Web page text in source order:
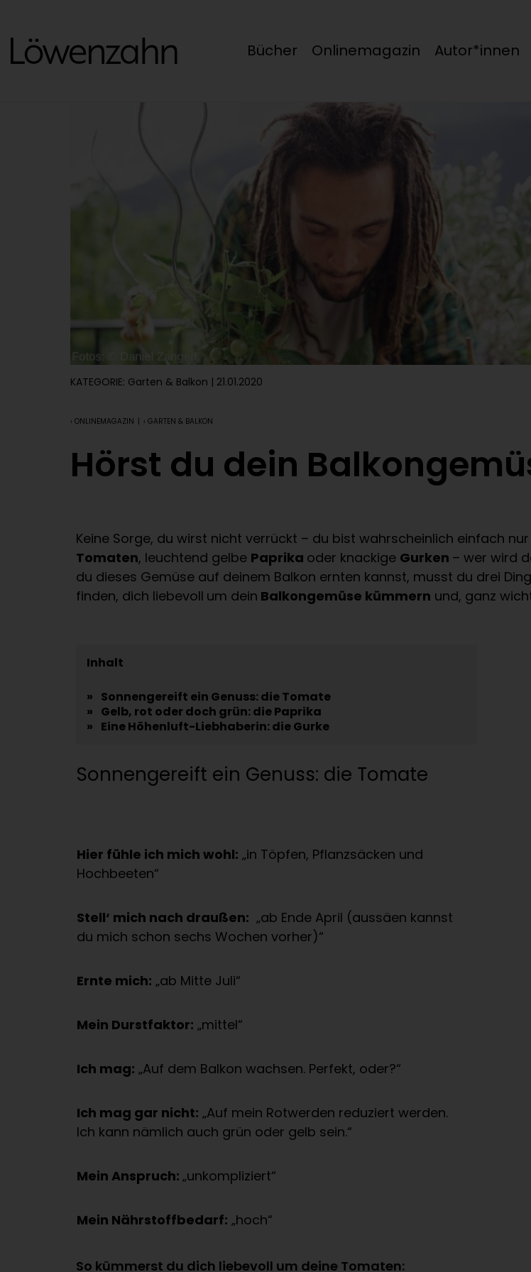
Bücher Onlinemagazin Autor*innen
KATEGORIE: Garten & Balkon | 21.01.2020
‹ ONLINEMAGAZIN | ‹ GARTEN & BALKON
Hörst du dein
Keine Sorge, du wirst nicht verrückt – du bist wahrscheinlich einfach
Tomaten, leuchtend gelbe Paprika oder knackige Gurken – wer wird
du dieses Gemüse auf deinem Balkon ernten kannst, musst du drei
finden, dich liebevoll um dein Balkongemüse kümmern und, ganz
Inhalt
» Sonnengereift ein Genuss: die Tomate
» Gelb, rot oder doch grün: die Paprika
» Eine Höhenluft-Liebhaberin: die Gurke
Sonnengereift ein Genuss: die Tomate
Hier fühle ich mich wohl: „in Töpfen, Pflanzsäcken und
Hochbeeten“
Stell‘ mich nach draußen: „ab Ende April (aussäen kannst
du mich schon sechs Wochen vorher)“
Ernte mich: „ab Mitte Juli“
Mein Durstfaktor: „mittel“
Ich mag: „Auf dem Balkon wachsen. Perfekt, oder?“
Ich mag gar nicht: „Auf mein Rotwerden reduziert werden.
Ich kann nämlich auch grün oder gelb sein.“
Mein Anspruch: „unkompliziert“
Mein Nährstoffbedarf: „hoch“
So kümmerst du dich liebevoll um deine Tomaten: